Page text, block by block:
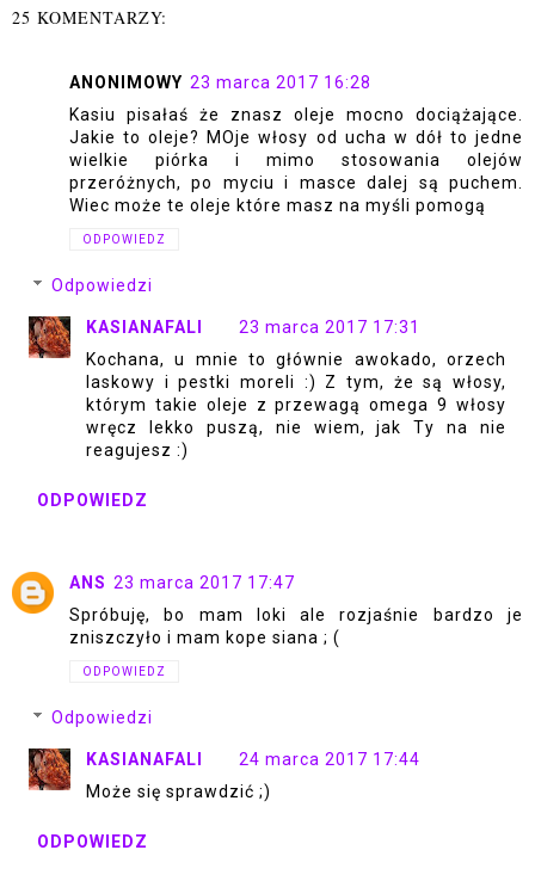
25 KOMENTARZY:
ANONIMOWY 23 marca 2017 16:28
Kasiu pisałaś że znasz oleje mocno dociążające.
Jakie to oleje? MOje włosy od ucha w dół to jedne
wielkie piórka i mimo stosowania olejów
przeróżnych, po myciu i masce dalej są puchem.
Wiec może te oleje które masz na myśli pomogą
ODPOWIEDZ
Odpowiedzi
KASIANAFALI
23 marca 2017 17:31
Kochana, u mnie to głównie awokado, orzech
laskowy i pestki moreli :) Z tym, że są włosy,
którym takie oleje z przewagą omega 9 włosy
wręcz lekko puszą, nie wiem, jak Ty na nie
reagujesz :)
ODPOWIEDZ
ANS 23 marca 2017 17:47
Spróbuję, bo mam loki ale rozjaśnie bardzo je
zniszczyło i mam kope siana ; (
ODPOWIEDZ
Odpowiedzi
KASIANAFALI
24 marca 2017 17:44
Może się sprawdzić ;)
ODPOWIEDZ